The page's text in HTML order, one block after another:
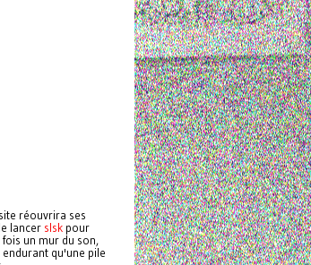
réouvrira ses
lancer slsk pour
un mur du son,
qu'une pile